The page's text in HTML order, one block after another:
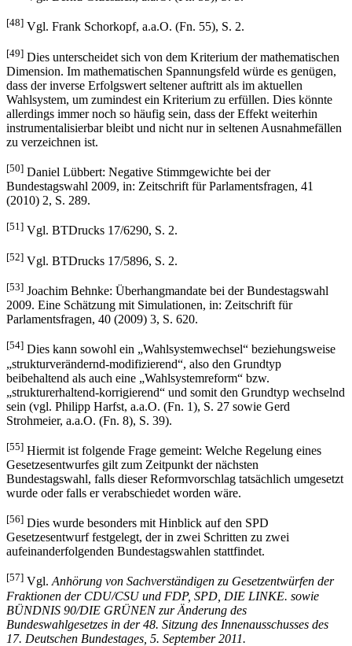
[48] Vgl. Frank Schorkopf, a.a.O. (Fn. 55), S. 2.
[49] Dies unterscheidet sich von dem Kriterium der mathematischen
Dimension. Im mathematischen Spannungsfeld würde es genügen,
dass der inverse Erfolgswert seltener auftritt als im aktuellen
Wahlsystem, um zumindest ein Kriterium zu erfüllen. Dies könnte
allerdings immer noch so häufig sein, dass der Effekt weiterhin
instrumentalisierbar bleibt und nicht nur in seltenen Ausnahmefällen
zu verzeichnen ist.
[50] Daniel Lübbert: Negative Stimmgewichte bei der
Bundestagswahl 2009, in: Zeitschrift für Parlamentsfragen, 41
(2010) 2, S. 289.
[51] Vgl. BTDrucks 17/6290, S. 2.
[52] Vgl. BTDrucks 17/5896, S. 2.
[53] Joachim Behnke: Überhangmandate bei der Bundestagswahl
2009. Eine Schätzung mit Simulationen, in: Zeitschrift für
Parlamentsfragen, 40 (2009) 3, S. 620.
[54] Dies kann sowohl ein „Wahlsystemwechsel“ beziehungsweise
„strukturverändernd-modifizierend“, also den Grundtyp
beibehaltend als auch eine „Wahlsystemreform“ bzw.
„strukturerhaltend-korrigierend“ und somit den Grundtyp wechselnd
sein (vgl. Philipp Harfst, a.a.O. (Fn. 1), S. 27 sowie Gerd
Strohmeier, a.a.O. (Fn. 8), S. 39).
[55] Hiermit ist folgende Frage gemeint: Welche Regelung eines
Gesetzesentwurfes gilt zum Zeitpunkt der nächsten
Bundestagswahl, falls dieser Reformvorschlag tatsächlich umgesetzt
wurde oder falls er verabschiedet worden wäre.
[56] Dies wurde besonders mit Hinblick auf den SPD
Gesetzesentwurf festgelegt, der in zwei Schritten zu zwei
aufeinanderfolgenden Bundestagswahlen stattfindet.
[57] Vgl.Anhörung von Sachverständigen zu Gesetzentwürfen der
Fraktionen der CDU/CSU und FDP, SPD, DIE LINKE. sowie
BÜNDNIS 90/DIE GRÜNEN zur Änderung des
Bundeswahlgesetzes in der 48. Sitzung des Innenausschusses des
17. Deutschen Bundestages, 5. September 2011.